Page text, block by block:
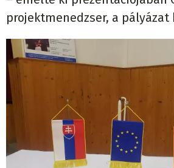
projektmenedzser, a pályázat